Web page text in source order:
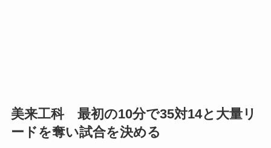
美来工科 最初の10分で35対14と大量リ
ードを奪い試合を決める